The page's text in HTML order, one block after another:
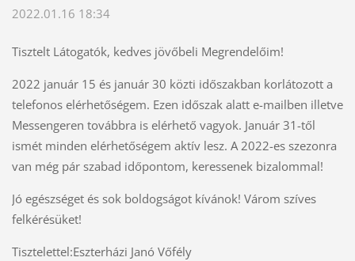
2022.01.16 18:34
Tisztelt Látogatók, kedves jövőbeli Megrendelőim!
2022 január 15 és január 30 közti időszakban korlátozott a
telefonos elérhetőségem. Ezen időszak alatt e-mailben illetve
Messengeren továbbra is elérhető vagyok. Január 31-től
ismét minden elérhetőségem aktív lesz. A 2022-es szezonra
van még pár szabad időpontom, keressenek bizalommal!
Jó egészséget és sok boldogságot kívánok! Várom szíves
felkérésüket!
Tisztelettel:Eszterházi Janó Vőfély